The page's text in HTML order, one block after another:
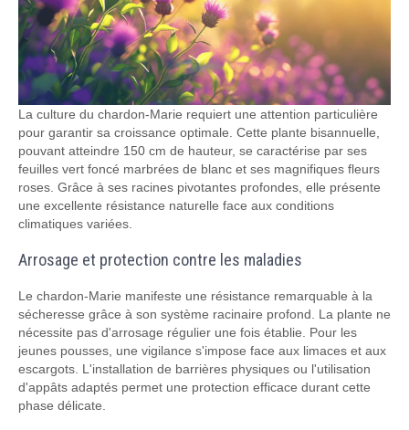
La culture du chardon-Marie requiert une attention particulière
pour garantir sa croissance optimale. Cette plante bisannuelle,
pouvant atteindre 150 cm de hauteur, se caractérise par ses
feuilles vert foncé marbrées de blanc et ses magnifiques fleurs
roses. Grâce à ses racines pivotantes profondes, elle présente
une excellente résistance naturelle face aux conditions
climatiques variées.
Arrosage et protection contre les maladies
Le chardon-Marie manifeste une résistance remarquable à la
sécheresse grâce à son système racinaire profond. La plante ne
nécessite pas d'arrosage régulier une fois établie. Pour les
jeunes pousses, une vigilance s'impose face aux limaces et aux
escargots. L'installation de barrières physiques ou l'utilisation
d'appâts adaptés permet une protection efficace durant cette
phase délicate.